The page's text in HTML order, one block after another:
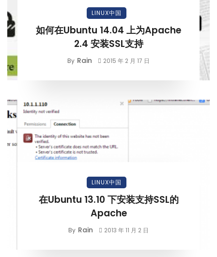
LINUX中国
如何在Ubuntu 14.04 上为Apache
2.4 安装SSL支持
By Rain 2015 年 2 月 17 日
LINUX中国
在Ubuntu 13.10 下安装支持SSL的
Apache
By Rain 2013 年 11 月 2 日